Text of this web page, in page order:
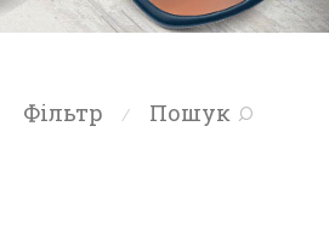
Фільтр ⁄ Пошук